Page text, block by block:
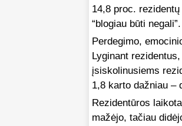
14,8 proc.
“blogiau būti negali”.
Perdegimo,
Lyginant
įsiskolinusiems
1,8 karto dažniau –
Rezidentūros
mažėjo, tačiau